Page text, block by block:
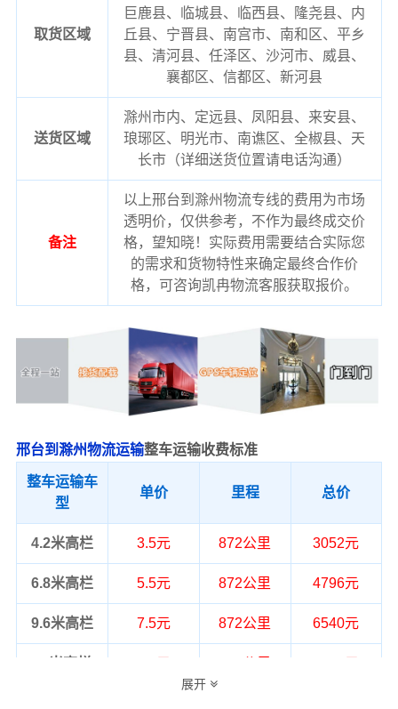
取货区域
巨鹿县、临城县、临西县、隆尧县、内
丘县、宁晋县、南宫市、南和区、平乡
县、清河县、任泽区、沙河市、威县、
襄都区、信都区、新河县
送货区域
滁州市内、定远县、凤阳县、来安县、
琅琊区、明光市、南谯区、全椒县、天
长市（详细送货位置请电话沟通）
备注
以上邢台到滁州物流专线的费用为市场
透明价，仅供参考，不作为最终成交价
格，望知晓！实际费用需要结合实际您
的需求和货物特性来确定最终合作价
格，可咨询凯冉物流客服获取报价。
邢台到滁州物流运输整车运输收费标准
整车运输车
型
单价 里程 总价
4.2米高栏 3.5元 872公里 3052元
6.8米高栏 5.5元 872公里 4796元
9.6米高栏 7.5元 872公里 6540元
展开